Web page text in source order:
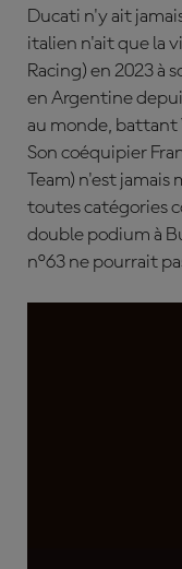
Ducati n'y ait
italien n'ait que la
Racing) en 2023 à
en Argentine
au monde, battant
Son coéquipier
Team) n'est
toutes catégories
double podium à
n°63 ne pourrait